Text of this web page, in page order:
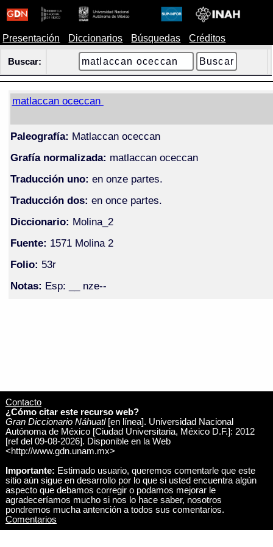
Presentación Diccionarios Búsquedas Créditos
Buscar:
matlaccan oceccan
Paleografía: Matlaccan oceccan
Grafía normalizada: matlaccan oceccan
Traducción uno: en onze partes.
Traducción dos: en once partes.
Diccionario: Molina_2
Fuente: 1571 Molina 2
Folio: 53r
Notas: Esp: __ nze--
Contacto
¿Cómo citar este recurso web?
Gran Diccionario Náhuatl[en línea]. Universidad Nacional
Autónoma de México [Ciudad Universitaria, México D.F.]: 2012
[ref del 09-08-2026]. Disponible en la Web
<http://www.gdn.unam.mx>
Importante: Estimado usuario, queremos comentarle que este
sitio aún sigue en desarrollo por lo que si usted encuentra algún
aspecto que debamos corregir o podamos mejorar le
agradeceríamos mucho si nos lo hace saber, nosotros
pondremos mucha antención a todos sus comentarios.
Comentarios